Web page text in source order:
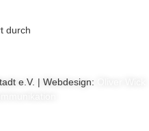
durch
e.V. | Webdesign: